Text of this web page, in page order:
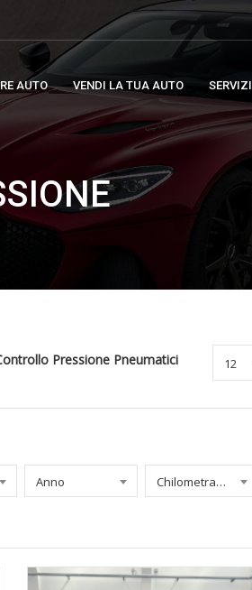
AUTO VENDI LA TUA AUTO SERVIZI
Pressione Pneumatici 12
Anno Chilometraggio